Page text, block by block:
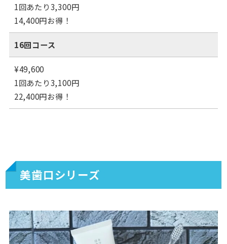
1回あたり3,300円
14,400円お得！
16回コース
¥49,600
1回あたり3,100円
22,400円お得！
美歯口シリーズ